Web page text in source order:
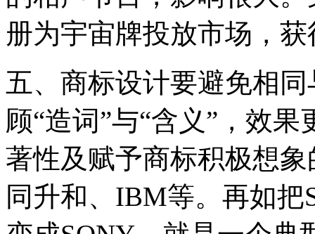
册为宇宙牌投放市场，
五、商标设计要避免相
顾“造词”与“含义”，效
著性及赋予商标积极想
同升和、IBM等。再如把